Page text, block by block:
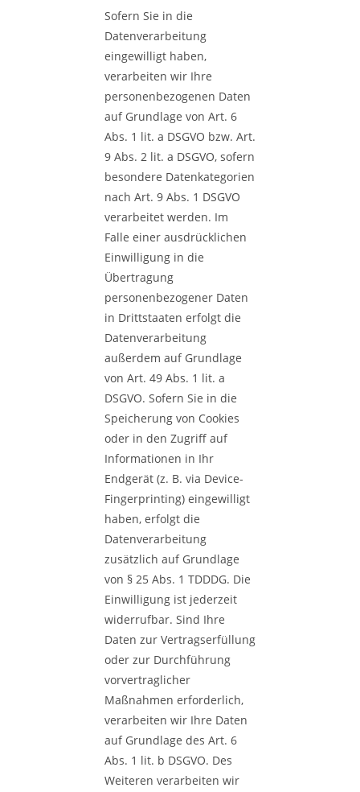
Sofern Sie in die
Datenverarbeitung
eingewilligt haben,
verarbeiten wir Ihre
personenbezogenen Daten
auf Grundlage von Art. 6
Abs. 1 lit. a DSGVO bzw. Art.
9 Abs. 2 lit. a DSGVO, sofern
besondere Datenkategorien
nach Art. 9 Abs. 1 DSGVO
verarbeitet werden. Im
Falle einer ausdrücklichen
Einwilligung in die
Übertragung
personenbezogener Daten
in Drittstaaten erfolgt die
Datenverarbeitung
außerdem auf Grundlage
von Art. 49 Abs. 1 lit. a
DSGVO. Sofern Sie in die
Speicherung von Cookies
oder in den Zugriff auf
Informationen in Ihr
Endgerät (z. B. via Device-
Fingerprinting) eingewilligt
haben, erfolgt die
Datenverarbeitung
zusätzlich auf Grundlage
von § 25 Abs. 1 TDDDG. Die
Einwilligung ist jederzeit
widerrufbar. Sind Ihre
Daten zur Vertragserfüllung
oder zur Durchführung
vorvertraglicher
Maßnahmen erforderlich,
verarbeiten wir Ihre Daten
auf Grundlage des Art. 6
Abs. 1 lit. b DSGVO. Des
Weiteren verarbeiten wir